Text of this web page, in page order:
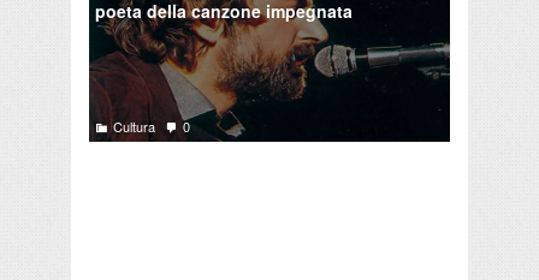
poeta della canzone impegnata
Cultura 0